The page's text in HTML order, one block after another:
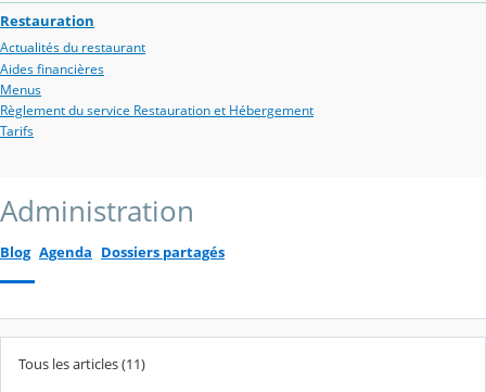
Restauration
Actualités du restaurant
Aides financières
Menus
Règlement du service Restauration et Hébergement
Tarifs
Administration
Blog Agenda Dossiers partagés
Tous les articles (11)